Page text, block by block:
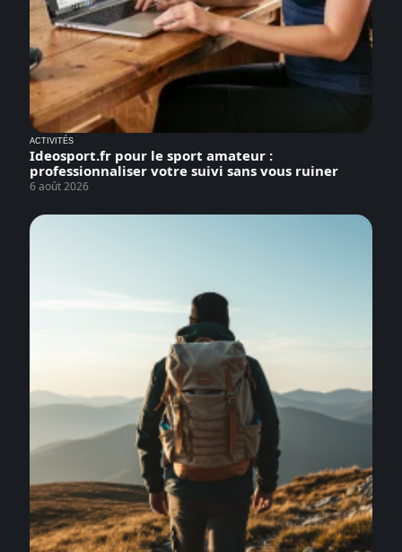
ACTIVITÉS
Ideosport.fr pour le sport amateur :
professionnaliser votre suivi sans vous ruiner
6 août 2026